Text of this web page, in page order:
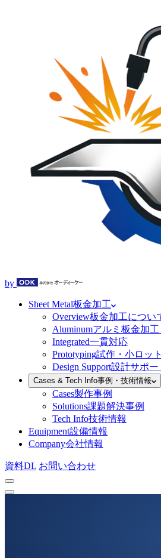
by
Sheet Metal板金加工
Overview板金加工につい
Aluminumアルミ板金加
Integrated一貫対応
Prototyping試作・小ロット
Design Support設計サポー
Cases & Tech Info事例・技術情報
Cases製作事例
Solutions課題解決事例
Tech Info技術情報
Equipment設備情報
Company会社情報
資料DL お問い合わせ